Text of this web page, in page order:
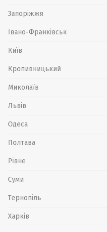
Запоріжжя
Івано-Франківськ
Київ
Кропивницький
Миколаїв
Львів
Одеса
Полтава
Рівне
Суми
Тернопіль
Харків